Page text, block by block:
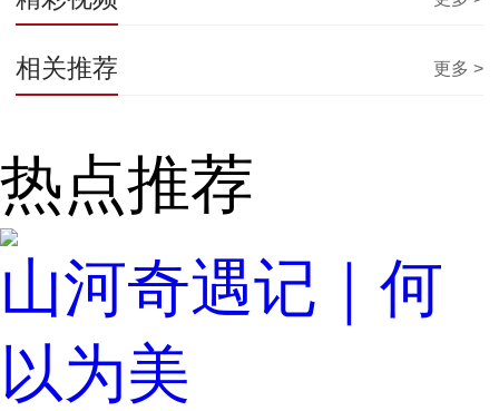
相关推荐 更多 >
热点推荐
山河奇遇记｜何
以为美